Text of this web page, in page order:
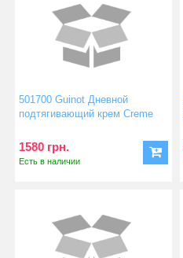
501700 Guinot Дневной
подтягивающий крем Creme
1580 грн.
Есть в наличии